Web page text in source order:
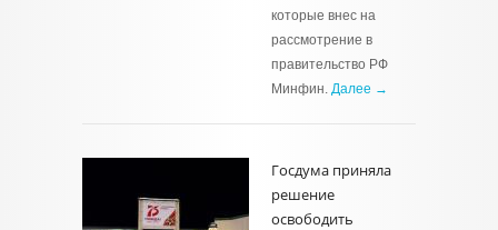
которые внес на
рассмотрение в
правительство РФ
Минфин. Далее →
Госдума приняла
решение
освободить